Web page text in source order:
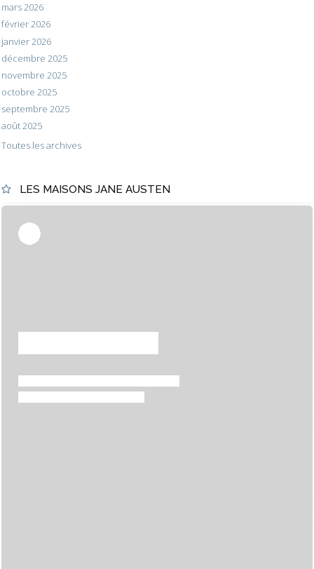
mars 2026
février 2026
janvier 2026
décembre 2025
novembre 2025
octobre 2025
septembre 2025
août 2025
Toutes les archives
LES MAISONS JANE AUSTEN